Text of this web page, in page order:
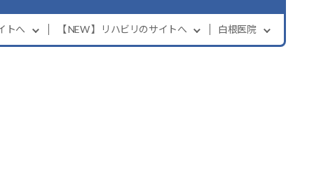
トへ 【 NEW 】リハビリのサイトへ 白根医院